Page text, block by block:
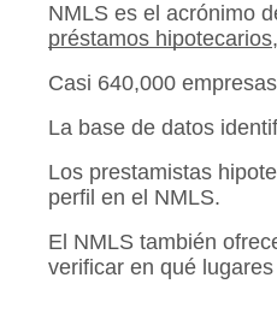
NMLS es el acrónimo
préstamos hipotecarios,
Casi 640,000
La base de datos
Los prestamistas
perfil en el NMLS.
El NMLS también
verificar en qué